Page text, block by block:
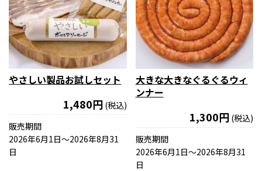
やさしい製品お試しセット
1,480円 (税込)
販売期間
2026年6月1日〜2026年8月31
日
大きな大きなぐるぐるウィ
ンナー
1,300円 (税込)
販売期間
2026年6月1日〜2026年8月31
日